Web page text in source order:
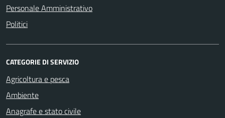
Personale Amministrativo
Politici
CATEGORIE DI SERVIZIO
Agricoltura e pesca
Ambiente
Anagrafe e stato civile